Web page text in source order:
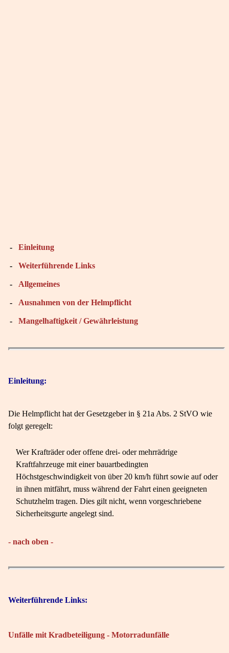
- Einleitung
- Weiterführende Links
- Allgemeines
- Ausnahmen von der Helmpflicht
- Mangelhaftigkeit / Gewährleistung
Einleitung:
Die Helmpflicht hat der Gesetzgeber in § 21a Abs. 2 StVO wie
folgt geregelt:
Wer Krafträder oder offene drei- oder mehrrädrige
Kraftfahrzeuge mit einer bauartbedingten
Höchstgeschwindigkeit von über 20 km/h führt sowie auf oder
in ihnen mitfährt, muss während der Fahrt einen geeigneten
Schutzhelm tragen. Dies gilt nicht, wenn vorgeschriebene
Sicherheitsgurte angelegt sind.
- nach oben -
Weiterführende Links:
Unfälle mit Kradbeteiligung - Motorradunfälle